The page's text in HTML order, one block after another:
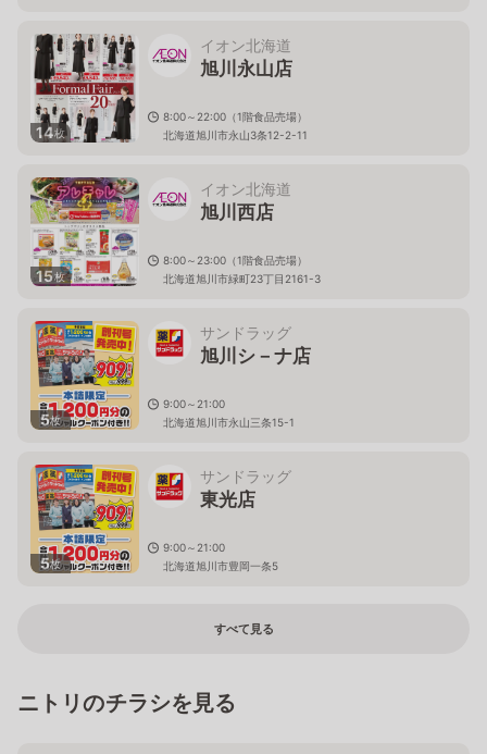
14枚
イオン北海道
旭川永山店
8:00～22:00（1階食品売場）
北海道旭川市永山3条12-2-11
15枚
イオン北海道
旭川西店
8:00～23:00（1階食品売場）
北海道旭川市緑町23丁目2161-3
5枚
サンドラッグ
旭川シ－ナ店
9:00～21:00
北海道旭川市永山三条15-1
5枚
サンドラッグ
東光店
9:00～21:00
北海道旭川市豊岡一条5
すべて見る
ニトリのチラシを見る